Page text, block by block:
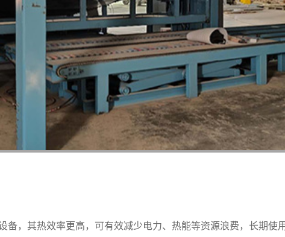
，其热效率更高，可有效减少电力、热能等资源浪费，长期使